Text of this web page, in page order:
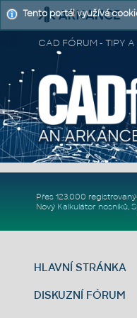
CAD FÓRUM - TIPY
Přes 123.000
Nový Kalkulátor nosníků,
HLAVNÍ STRÁNKA
DISKUZNÍ FÓRUM
Tento portál využívá